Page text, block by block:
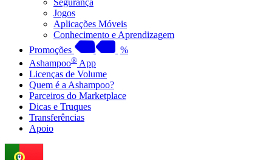
Segurança
Jogos
Aplicações Móveis
Conhecimento e Aprendizagem
Promoções
%
Ashampoo® App
Licenças de Volume
Quem é a Ashampoo?
Parceiros do Marketplace
Dicas e Truques
Transferências
Apoio